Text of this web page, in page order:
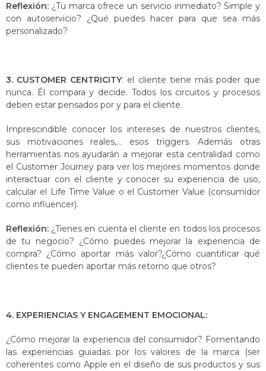
Reflexión: ¿Tu marca ofrece un servicio inmediato? Simple y
con autoservicio? ¿Qué puedes hacer para que sea más
personalizado?
3. CUSTOMER CENTRICITY: el cliente tiene más poder que
nunca. Él compara y decide. Todos los circuitos y procesos
deben estar pensados por y para el cliente.
Imprescindible conocer los intereses de nuestros clientes,
sus motivaciones reales,… esos triggers. Además otras
herramientas nos ayudarán a mejorar esta centralidad como
el Customer Journey para ver los mejores momentos donde
interactuar con el cliente y conocer su experiencia de uso,
calcular el Life Time Value o el Customer Value (consumidor
como influencer).
Reflexión: ¿Tienes en cuenta el cliente en todos los procesos
de tu negocio? ¿Cómo puedes mejorar la experiencia de
compra? ¿Cómo aportar más valor?¿Cómo cuantificar qué
clientes te pueden aportar más retorno que otros?
4. EXPERIENCIAS Y ENGAGEMENT EMOCIONAL:
¿Cómo mejorar la experiencia del consumidor? Fomentando
las experiencias guiadas por los valores de la marca (ser
coherentes como Apple en el diseño de sus productos y sus